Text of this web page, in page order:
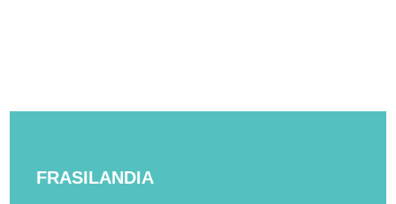
FRASILANDIA